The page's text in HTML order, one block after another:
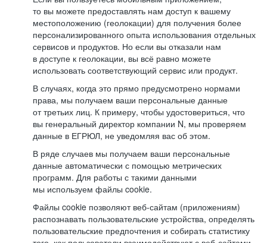
то вы можете предоставлять нам доступ к вашему
местоположению (геолокации) для получения более
персонализированного опыта использования отдельных
сервисов и продуктов. Но если вы отказали нам
в доступе к геолокации, вы всё равно можете
использовать соответствующий сервис или продукт.
В случаях, когда это прямо предусмотрено нормами
права, мы получаем ваши персональные данные
от третьих лиц. К примеру, чтобы удостовериться, что
вы генеральный директор компании N, мы проверяем
данные в ЕГРЮЛ, не уведомляя вас об этом.
В ряде случаев мы получаем ваши персональные
данные автоматически с помощью метрических
программ. Для работы с такими данными
мы используем файлы cookie.
Файлы cookie позволяют веб-сайтам (приложениям)
распознавать пользовательские устройства, определять
пользовательские предпочтения и собирать статистику